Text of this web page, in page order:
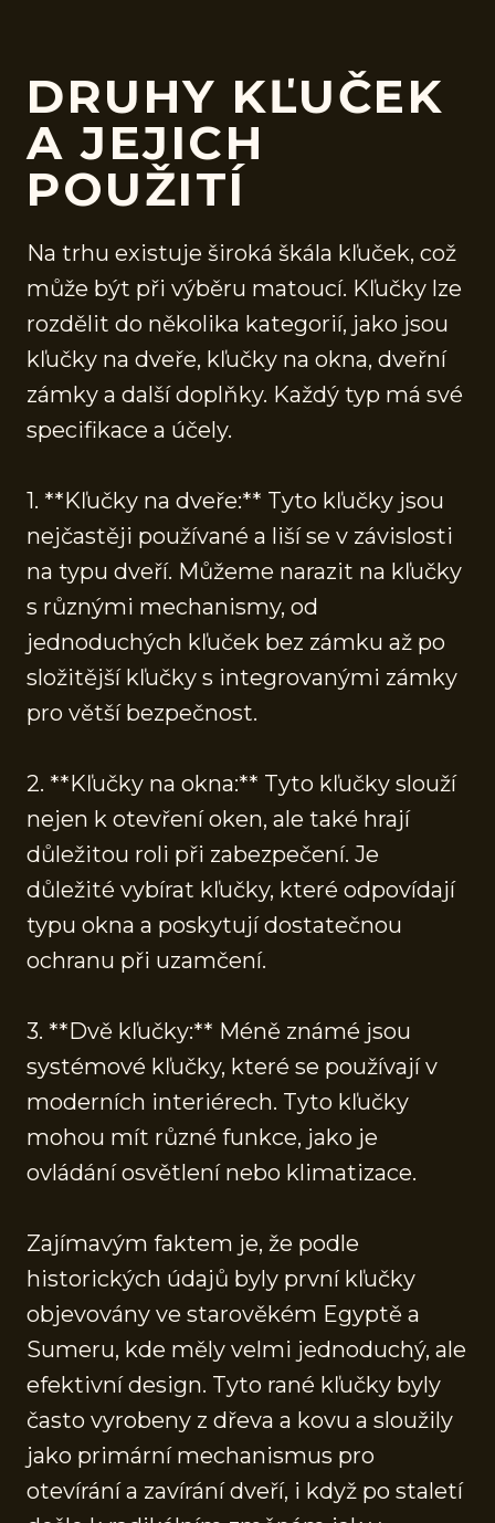
DRUHY KĽUČEK
A JEJICH
POUŽITÍ
Na trhu existuje široká škála kľuček, což
může být při výběru matoucí. Kľučky lze
rozdělit do několika kategorií, jako jsou
kľučky na dveře, kľučky na okna, dveřní
zámky a další doplňky. Každý typ má své
specifikace a účely.
1. **Kľučky na dveře:** Tyto kľučky jsou
nejčastěji používané a liší se v závislosti
na typu dveří. Můžeme narazit na kľučky
s různými mechanismy, od
jednoduchých kľuček bez zámku až po
složitější kľučky s integrovanými zámky
pro větší bezpečnost.
2. **Kľučky na okna:** Tyto kľučky slouží
nejen k otevření oken, ale také hrají
důležitou roli při zabezpečení. Je
důležité vybírat kľučky, které odpovídají
typu okna a poskytují dostatečnou
ochranu při uzamčení.
3. **Dvě kľučky:** Méně známé jsou
systémové kľučky, které se používají v
moderních interiérech. Tyto kľučky
mohou mít různé funkce, jako je
ovládání osvětlení nebo klimatizace.
Zajímavým faktem je, že podle
historických údajů byly první kľučky
objevovány ve starověkém Egyptě a
Sumeru, kde měly velmi jednoduchý, ale
efektivní design. Tyto rané kľučky byly
často vyrobeny z dřeva a kovu a sloužily
jako primární mechanismus pro
otevírání a zavírání dveří, i když po staletí